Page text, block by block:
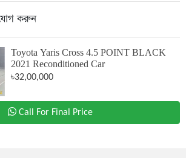
যোগ করুন
Toyota Yaris Cross 4.5 POINT BLACK
2021 Reconditioned Car
৳32,00,000
Call For Final Price